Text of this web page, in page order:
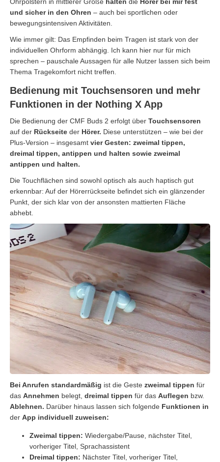
und sicher in den Ohren – auch bei sportlichen oder
bewegungsintensiven Aktivitäten.
Wie immer gilt: Das Empfinden beim Tragen ist stark von der
individuellen Ohrform abhängig. Ich kann hier nur für mich
sprechen – pauschale Aussagen für alle Nutzer lassen sich beim
Thema Tragekomfort nicht treffen.
Bedienung mit Touchsensoren und mehr
Funktionen in der Nothing X App
Die Bedienung der CMF Buds 2 erfolgt über Touchsensoren
auf der Rückseite der Hörer. Diese unterstützen – wie bei der
Plus-Version – insgesamt vier Gesten: zweimal tippen,
dreimal tippen, antippen und halten sowie zweimal
antippen und halten.
Die Touchflächen sind sowohl optisch als auch haptisch gut
erkennbar: Auf der Hörerrückseite befindet sich ein glänzender
Punkt, der sich klar von der ansonsten mattierten Fläche
abhebt.
Bei Anrufen standardmäßig ist die Geste zweimal tippen für
das Annehmen belegt, dreimal tippen für das Auflegen bzw.
Ablehnen. Darüber hinaus lassen sich folgende Funktionen in
der App individuell zuweisen:
Zweimal tippen: Wiedergabe/Pause, nächster Titel,
vorheriger Titel, Sprachassistent
Dreimal tippen: Nächster Titel, vorheriger Titel,